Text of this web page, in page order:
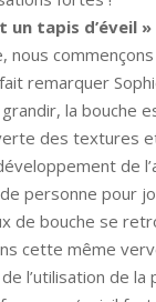
un tapis d’éveil »
nous
remarquer
la bouche
des textures
de
personne pour
de bouche se
cette même
l’utilisation de la